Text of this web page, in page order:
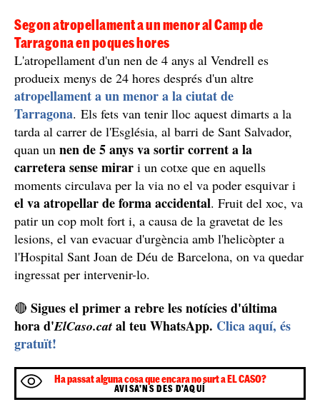
Segon atropellament a un menor al Camp de
Tarragona en poques hores
L'atropellament d'un nen de 4 anys al Vendrell es
produeix menys de 24 hores després d'un altre
atropellament a un menor a la ciutat de
Tarragona. Els fets van tenir lloc aquest dimarts a la
tarda al carrer de l'Església, al barri de Sant Salvador,
quan un nen de 5 anys va sortir corrent a la
carretera sense mirar i un cotxe que en aquells
moments circulava per la via no el va poder esquivar i
el va atropellar de forma accidental. Fruit del xoc, va
patir un cop molt fort i, a causa de la gravetat de les
lesions, el van evacuar d'urgència amb l'helicòpter a
l'Hospital Sant Joan de Déu de Barcelona, on va quedar
ingressat per intervenir-lo.
🔴 Sigues el primer a rebre les notícies d'última
hora d'ElCaso.cat al teu WhatsApp. Clica aquí, és
gratuït!
Ha passat alguna cosa que encara no surt a EL CASO?
AVISA'NS DES D'AQUÍ